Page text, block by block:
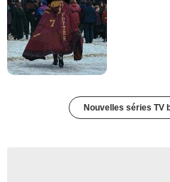
Nouvelles séries TV